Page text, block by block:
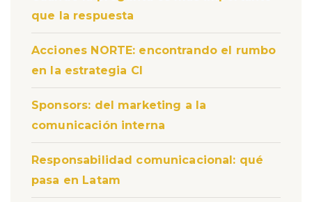
que la respuesta
Acciones NORTE: encontrando el rumbo
en la estrategia CI
Sponsors: del marketing a la
comunicación interna
Responsabilidad comunicacional: qué
pasa en Latam